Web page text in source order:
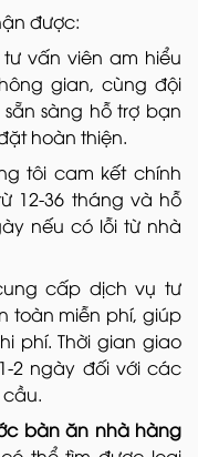
được:
vấn viên am hiểu
gian, cùng đội
sàng hỗ trợ bạn
hoàn thiện.
tôi cam kết chính
12-36 tháng và hỗ
nếu có lỗi từ nhà
cấp dịch vụ tư
toàn miễn phí, giúp
phí. Thời gian giao
2 ngày đối với các
bàn ăn nhà hàng